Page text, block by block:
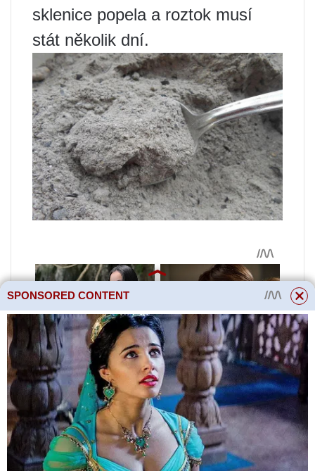
sklenice popela a roztok musí
stát několik dní.
SPONSORED CONTENT